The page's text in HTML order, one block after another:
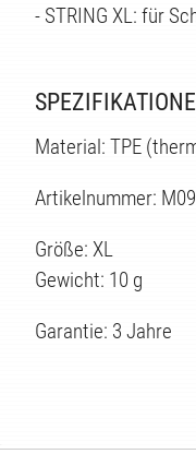
- STRING XL: für
Material: TPE
Artikelnummer:
Größe: XL
Gewicht: 10 g
Garantie: 3 Jahre